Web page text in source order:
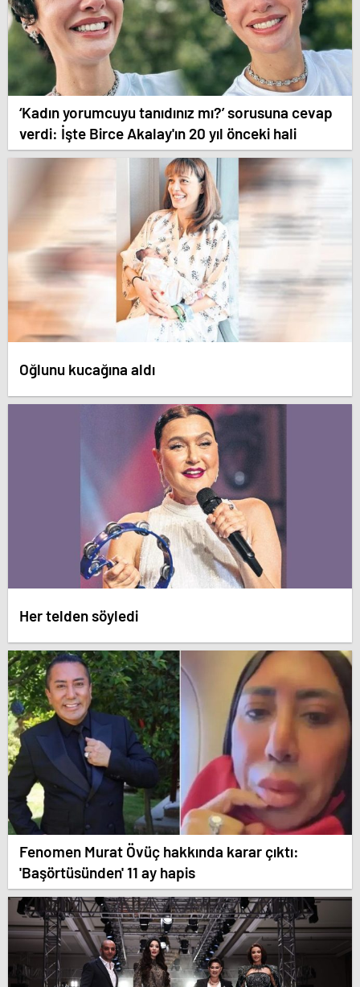
‘Kadın yorumcuyu tanıdınız mı?’ sorusuna cevap
verdi: İşte Birce Akalay'ın 20 yıl önceki hali
Oğlunu kucağına aldı
Her telden söyledi
Fenomen Murat Övüç hakkında karar çıktı:
'Başörtüsünden' 11 ay hapis